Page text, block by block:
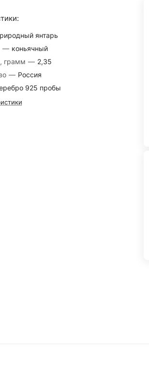
янтарь
— коньячный
грамм — 2,35
— Россия
925 пробы